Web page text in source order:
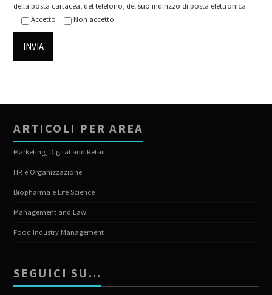
della posta cartacea, del telefono, del suo indirizzo di posta elettronica
Accetto
Non accetto
ARTICOLI PER AREA
Marketing, Digital and Retail
HR e Organizzazione
Biopharma e Life Science
Management and Law
Food Industry Management
SEGUICI SU…